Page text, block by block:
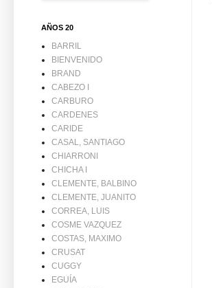
AÑOS 20
BARRIL
BIENVENIDO
BRAND
CABEZO I
CARBURO
CARDENES
CARIDE
CASAL, SANTIAGO
CHIARRONI
CHICHA I
CLEMENTE, BALBINO
CLEMENTE, JUANITO
CORREA, LUIS
COSME VAZQUEZ
COSTAS, MAXIMO
CRUSAT
CUGGY
EGUÍA